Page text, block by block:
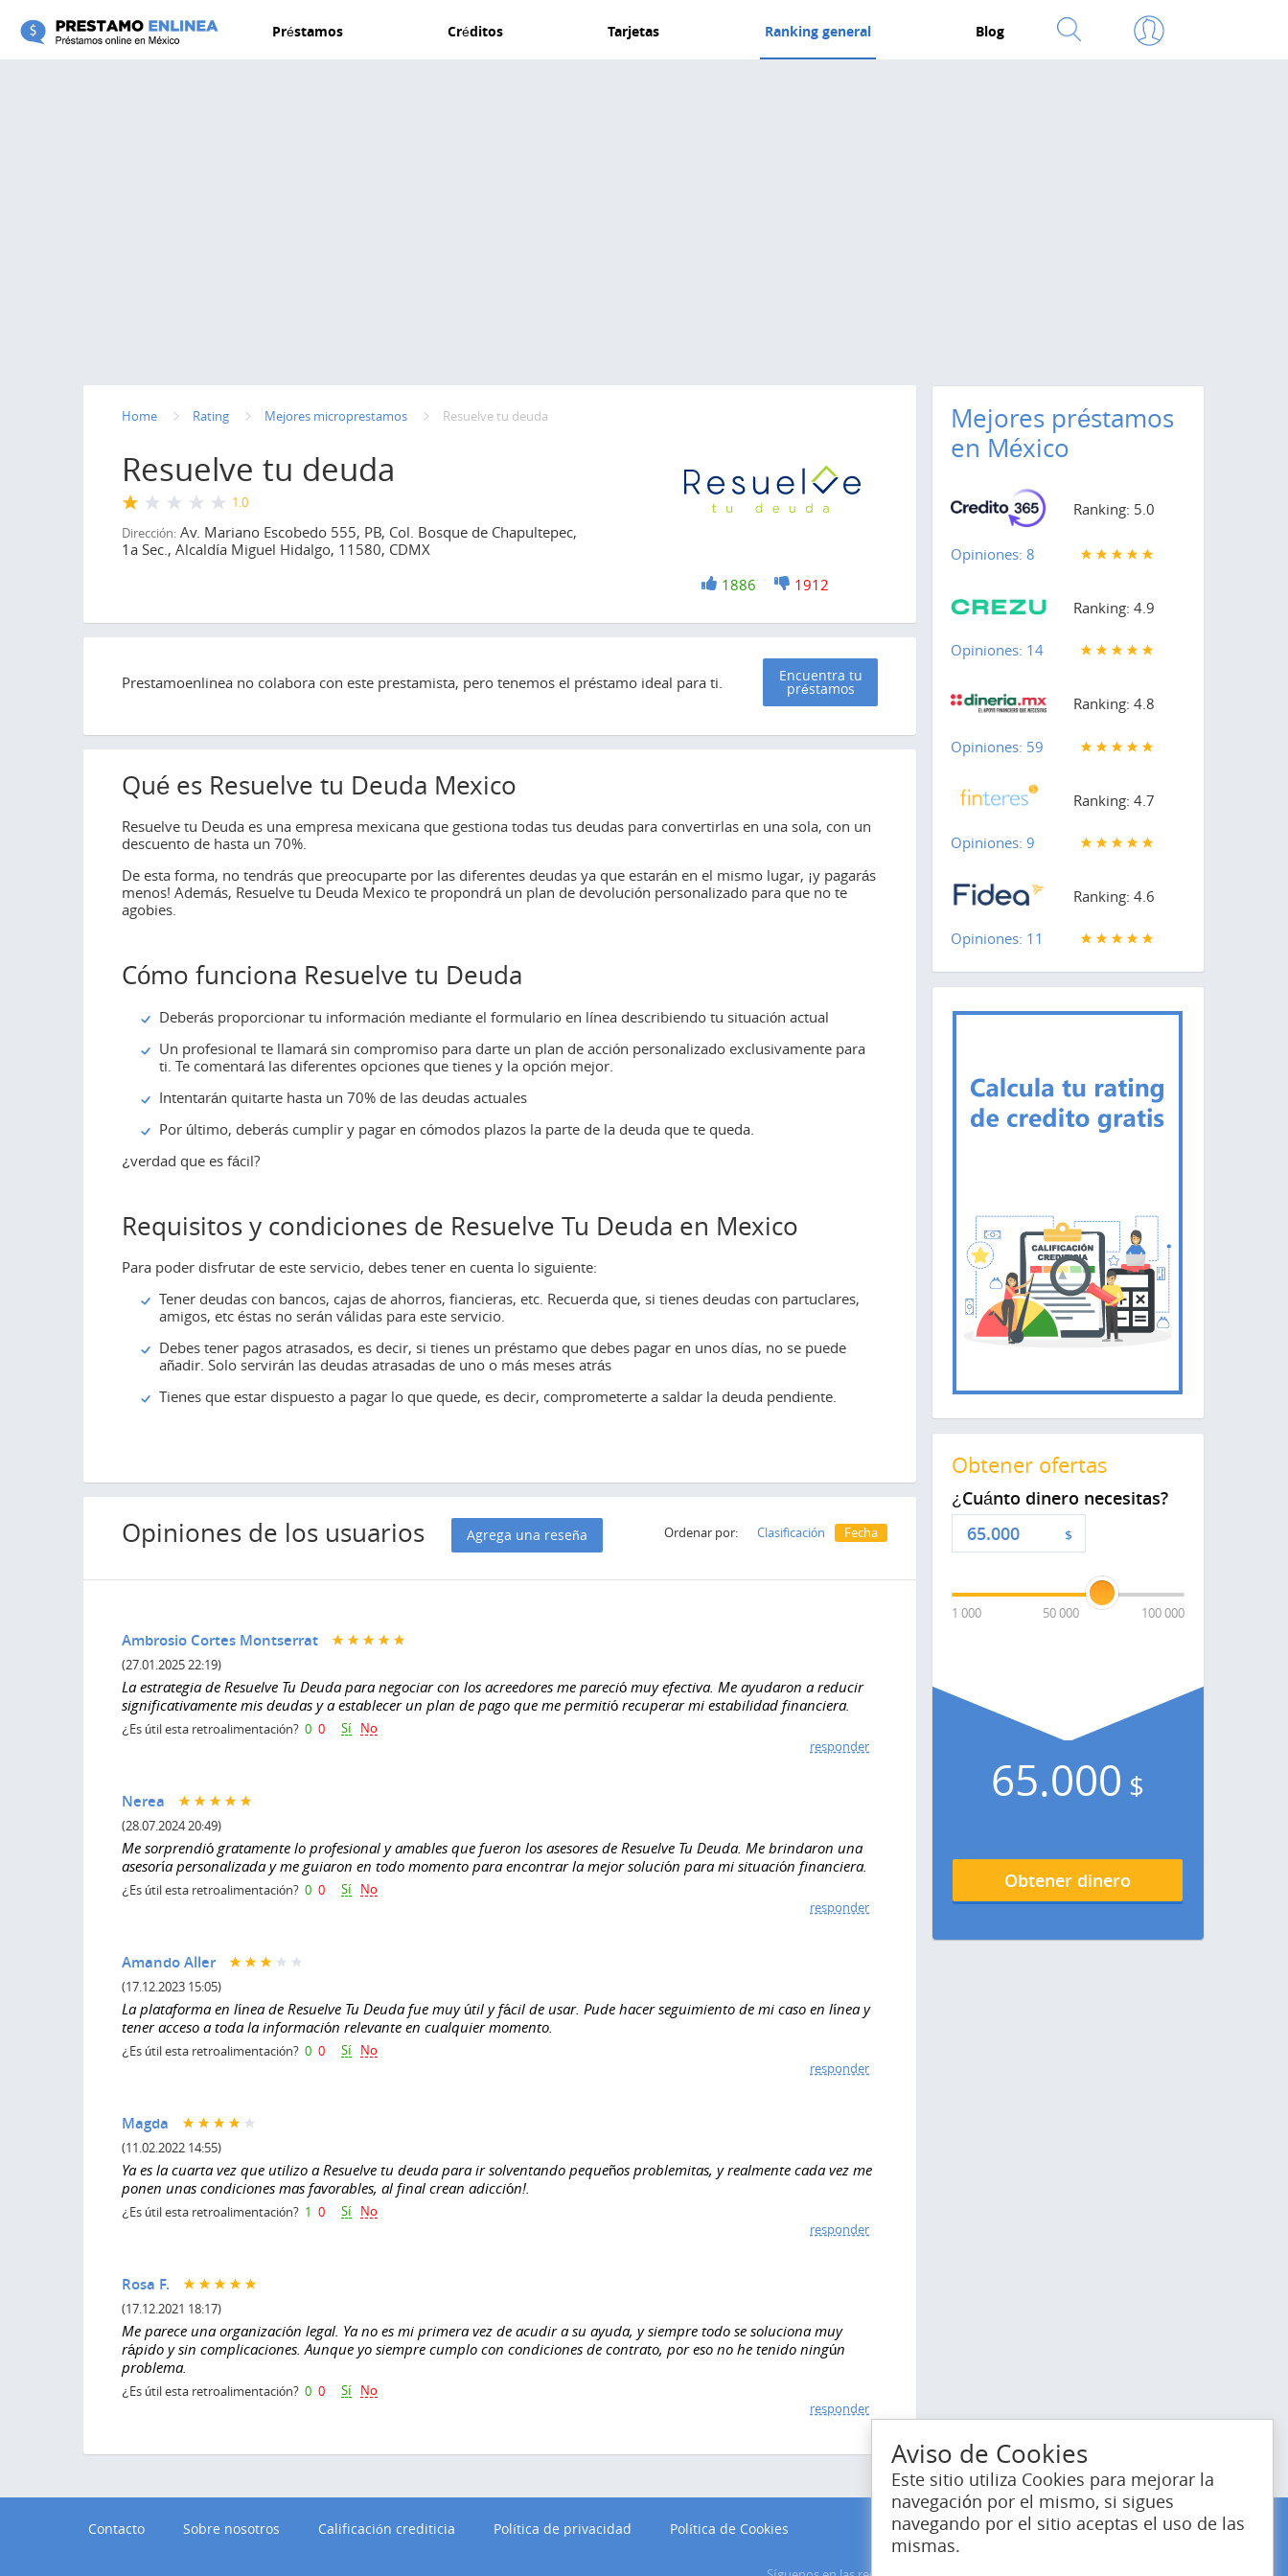
Préstamos Créditos Tarjetas Ranking general Blog
Home Rating Mejores microprestamos Resuelve tu deuda
+1 1886 -1 1912
Resuelve tu deuda
1.0
Dirección: Av. Mariano Escobedo 555, PB, Col. Bosque de Chapultepec,
1a Sec., Alcaldía Miguel Hidalgo, 11580, CDMX
Prestamoenlinea no colabora con este prestamista, pero tenemos el préstamo ideal para ti. Encuentra tu
préstamos
Qué es Resuelve tu Deuda Mexico
Resuelve tu Deuda es una empresa mexicana que gestiona todas tus deudas para convertirlas en una sola, con un
descuento de hasta un 70%.
De esta forma, no tendrás que preocuparte por las diferentes deudas ya que estarán en el mismo lugar, ¡y pagarás
menos! Además, Resuelve tu Deuda Mexico te propondrá un plan de devolución personalizado para que no te
agobies.
Cómo funciona Resuelve tu Deuda
Deberás proporcionar tu información mediante el formulario en línea describiendo tu situación actual
Un profesional te llamará sin compromiso para darte un plan de acción personalizado exclusivamente para
ti. Te comentará las diferentes opciones que tienes y la opción mejor.
Intentarán quitarte hasta un 70% de las deudas actuales
Por último, deberás cumplir y pagar en cómodos plazos la parte de la deuda que te queda.
¿verdad que es fácil?
Requisitos y condiciones de Resuelve Tu Deuda en Mexico
Para poder disfrutar de este servicio, debes tener en cuenta lo siguiente:
Tener deudas con bancos, cajas de ahorros, fiancieras, etc. Recuerda que, si tienes deudas con partuclares,
amigos, etc éstas no serán válidas para este servicio.
Debes tener pagos atrasados, es decir, si tienes un préstamo que debes pagar en unos días, no se puede
añadir. Solo servirán las deudas atrasadas de uno o más meses atrás
Tienes que estar dispuesto a pagar lo que quede, es decir, comprometerte a saldar la deuda pendiente.
Opiniones de los usuarios Agrega una reseña Ordenar por: Clasificación Fecha
Ambrosio Cortes Montserrat
(27.01.2025 22:19)
La estrategia de Resuelve Tu Deuda para negociar con los acreedores me pareció muy efectiva. Me ayudaron a reducir
significativamente mis deudas y a establecer un plan de pago que me permitió recuperar mi estabilidad financiera.
¿Es útil esta retroalimentación? 0 0 Sí No
responder
Nerea
(28.07.2024 20:49)
Me sorprendió gratamente lo profesional y amables que fueron los asesores de Resuelve Tu Deuda. Me brindaron una
asesoría personalizada y me guiaron en todo momento para encontrar la mejor solución para mi situación financiera.
¿Es útil esta retroalimentación? 0 0 Sí No
responder
Amando Aller
(17.12.2023 15:05)
La plataforma en línea de Resuelve Tu Deuda fue muy útil y fácil de usar. Pude hacer seguimiento de mi caso en línea y
tener acceso a toda la información relevante en cualquier momento.
¿Es útil esta retroalimentación? 0 0 Sí No
responder
Magda
(11.02.2022 14:55)
Ya es la cuarta vez que utilizo a Resuelve tu deuda para ir solventando pequeños problemitas, y realmente cada vez me
ponen unas condiciones mas favorables, al final crean adicción!.
¿Es útil esta retroalimentación? 1 0 Sí No
responder
Rosa F.
(17.12.2021 18:17)
Me parece una organización legal. Ya no es mi primera vez de acudir a su ayuda, y siempre todo se soluciona muy
rápido y sin complicaciones. Aunque yo siempre cumplo con condiciones de contrato, por eso no he tenido ningún
problema.
¿Es útil esta retroalimentación? 0 0 Sí No
responder
Mejores préstamos
en México
Ranking: 5.0
Opiniones: 8
Ranking: 4.9
Opiniones: 14
Ranking: 4.8
Opiniones: 59
Ranking: 4.7
Opiniones: 9
Ranking: 4.6
Opiniones: 11
Obtener ofertas
¿Cuánto dinero necesitas?
$
1 000 50 000 100 000
65.000 $
Obtener dinero
Contacto Sobre nosotros Calificación crediticia Política de privacidad Política de Cookies
Aviso de Cookies
Este sitio utiliza Cookies para mejorar la
navegación por el mismo, si sigues
navegando por el sitio aceptas el uso de las
mismas.